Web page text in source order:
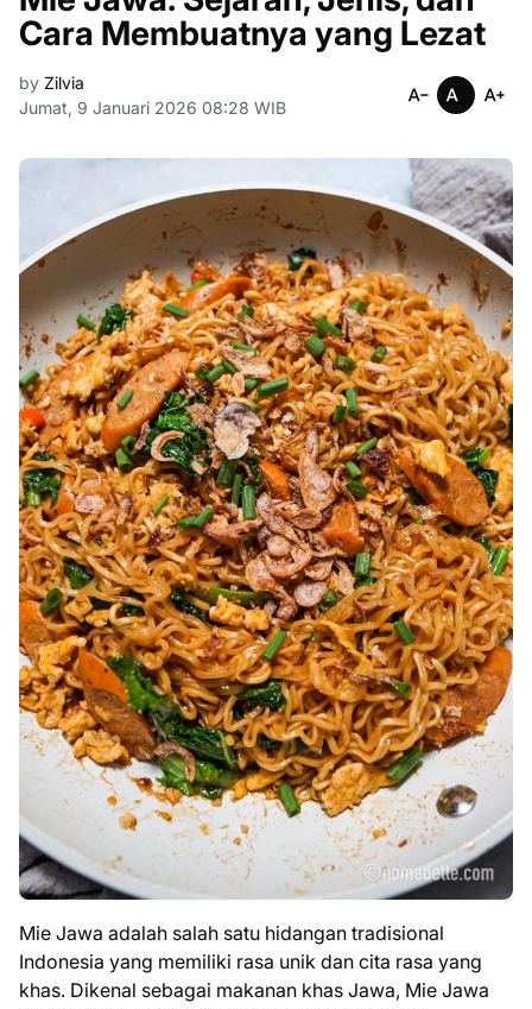
Cara Membuatnya yang Lezat
by Zilvia
Jumat, 9 Januari 2026 08:28 WIB
Mie Jawa adalah salah satu hidangan tradisional
Indonesia yang memiliki rasa unik dan cita rasa yang
khas. Dikenal sebagai makanan khas Jawa, Mie Jawa